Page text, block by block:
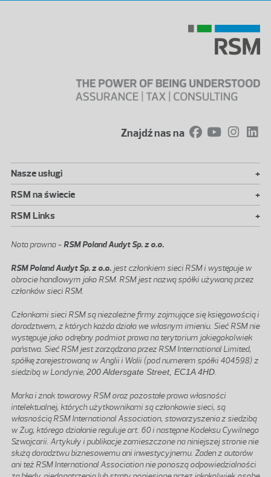
Znajdź nas na
Nasze usługi
+
RSM na świecie
+
RSM Links
+
Nota prawna -RSM Poland Audyt Sp. z o.o.
RSM Poland Audyt Sp. z o.o. jest członkiem sieci RSM i występuje w
obrocie handlowym jako RSM. RSM jest nazwą spółki używaną przez
członków sieci RSM.
Członkami sieci RSM są niezależne firmy zajmujące się księgowością i
doradztwem, z których każda działa we własnym imieniu. Sieć RSM nie
występuje jako odrębny podmiot prawa na terytorium jakiegokolwiek
państwa. Sieć RSM jest zarządzana przez RSM International Limited,
spółkę zarejestrowaną w Anglii i Walii (pod numerem spółki 404598) z
siedzibą w Londynie, 200 Aldersgate Street, EC1A 4HD.
Marka i znak towarowy RSM oraz pozostałe prawa własności
intelektualnej, których użytkownikami są członkowie sieci, są
własnością RSM International Association, stowarzyszenia z siedzibą
w Zug, którego działanie reguluje art. 60 i następne Kodeksu Cywilnego
Szwajcarii. Artykuły i publikacje zamieszczone na niniejszej stronie nie
służą doradztwu biznesowemu ani inwestycyjnemu. Żaden z autorów
ani też RSM International Association nie ponoszą odpowiedzialności